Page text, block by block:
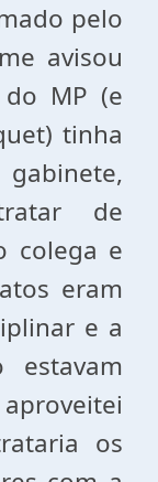
pelo
avisou
MP (e
tinha
de
colega e
eram
e a
estavam
os